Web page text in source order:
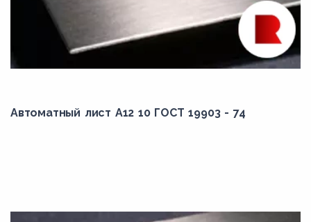
Автоматный лист А12 10 ГОСТ 19903 - 74